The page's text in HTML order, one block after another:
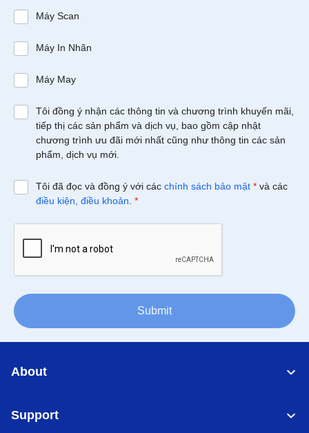
Máy Scan
Máy In Nhãn
Máy May
Tôi đồng ý nhận các thông tin và chương trình khuyến mãi,
tiếp thị các sản phẩm và dịch vụ, bao gồm cập nhật
chương trình ưu đãi mới nhất cũng như thông tin các sản
phẩm, dịch vụ mới.
Tôi đã đọc và đồng ý với các chính sách bảo mật * và các
điều kiện, điều khoản *
Submit
About
Support